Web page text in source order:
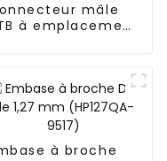
mâle
à emplacement
à broche